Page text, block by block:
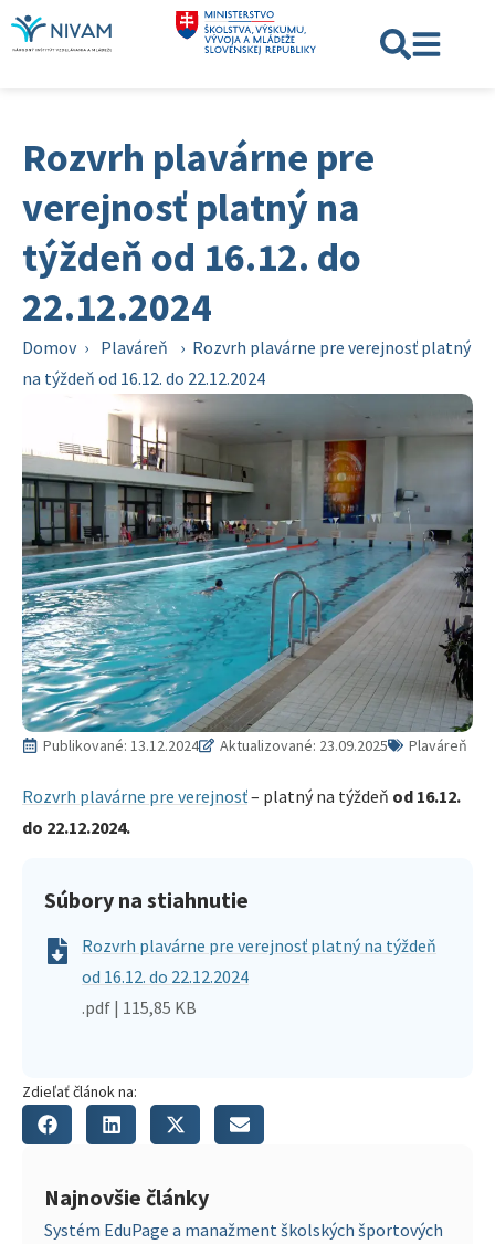
Rozvrh plavárne pre
verejnosť platný na
týždeň od 16.12. do
22.12.2024
Domov › Plaváreň › Rozvrh plavárne pre verejnosť platný
na týždeň od 16.12. do 22.12.2024
Publikované: 13.12.2024 Aktualizované: 23.09.2025 Plaváreň
Rozvrh plavárne pre verejnosť– platný na týždeň od 16.12.
do 22.12.2024.
Súbory na stiahnutie
Rozvrh plavárne pre verejnosť platný na týždeň
od 16.12. do 22.12.2024
.pdf | 115,85 KB
Zdieľať článok na:
Najnovšie články
Systém EduPage a manažment školských športových